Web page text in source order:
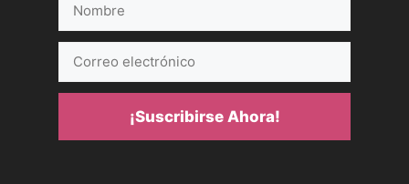
electrónico
¡Suscribirse Ahora!